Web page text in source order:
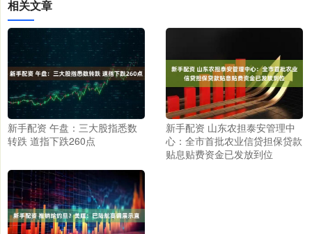
相关文章
新手配资 午盘：三大股指悉数
转跌 道指下跌260点
新手配资 山东农担泰安管理中
心：全市首批农业信贷担保贷款
贴息贴费资金已发放到位